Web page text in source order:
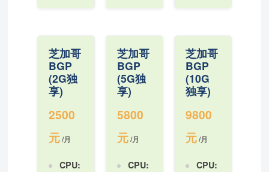
芝加哥
BGP
(2G独
享)
2500
元/月
CPU:
芝加哥
BGP
(5G独
享)
5800
元/月
CPU:
芝加哥
BGP
(10G
独享)
9800
元/月
CPU: